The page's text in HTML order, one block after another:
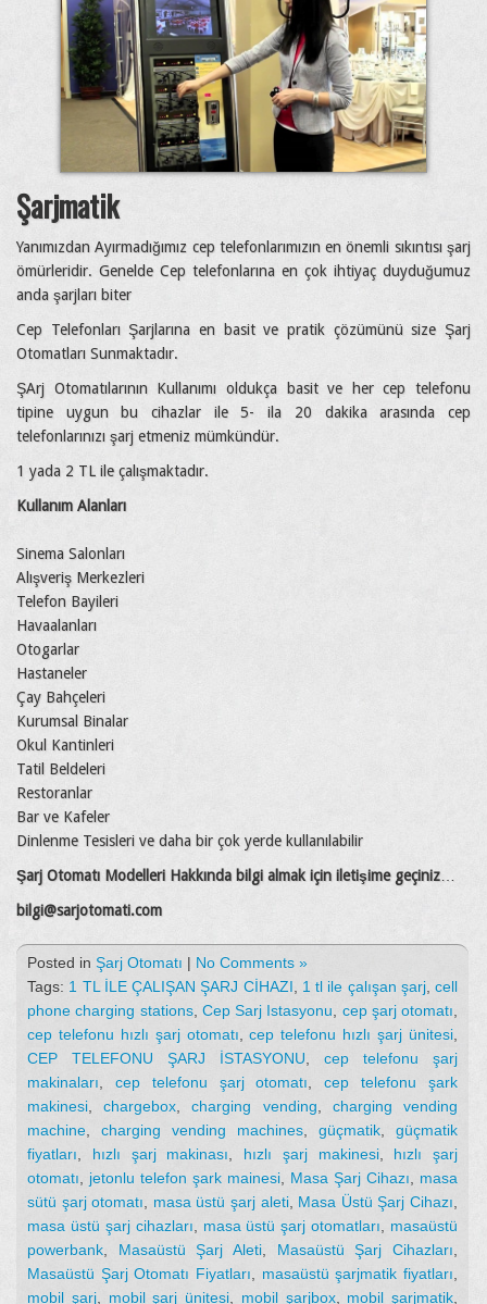
Şarjmatik
Yanımızdan Ayırmadığımız cep telefonlarımızın en önemli sıkıntısı şarj
ömürleridir. Genelde Cep telefonlarına en çok ihtiyaç duyduğumuz
anda şarjları biter
Cep Telefonları Şarjlarına en basit ve pratik çözümünü size Şarj
Otomatları Sunmaktadır.
ŞArj Otomatılarının Kullanımı oldukça basit ve her cep telefonu
tipine uygun bu cihazlar ile 5- ila 20 dakika arasında cep
telefonlarınızı şarj etmeniz mümkündür.
1 yada 2 TL ile çalışmaktadır.
Kullanım Alanları
Sinema Salonları
Alışveriş Merkezleri
Telefon Bayileri
Havaalanları
Otogarlar
Hastaneler
Çay Bahçeleri
Kurumsal Binalar
Okul Kantinleri
Tatil Beldeleri
Restoranlar
Bar ve Kafeler
Dinlenme Tesisleri ve daha bir çok yerde kullanılabilir
Şarj Otomatı Modelleri Hakkında bilgi almak için iletişime geçiniz…
bilgi@sarjotomati.com
Posted in Şarj Otomatı | No Comments »
Tags: 1 TL İLE ÇALIŞAN ŞARJ CİHAZI, 1 tl ile çalışan şarj, cell
phone charging stations, Cep Sarj Istasyonu, cep şarj otomatı,
cep telefonu hızlı şarj otomatı,cep telefonu hızlı şarj ünitesi,
CEP TELEFONU ŞARJ İSTASYONU, cep telefonu şarj
makinaları, cep telefonu şarj otomatı,cep telefonu şark
makinesi,chargebox,charging vending, charging vending
machine, charging vending machines, güçmatik, güçmatik
fiyatları, hızlı şarj makinası, hızlı şarj makinesi, hızlı şarj
otomatı, jetonlu telefon şark mainesi, Masa Şarj Cihazı, masa
sütü şarj otomatı, masa üstü şarj aleti, Masa Üstü Şarj Cihazı,
masa üstü şarj cihazları, masa üstü şarj otomatları, masaüstü
powerbank, Masaüstü Şarj Aleti, Masaüstü Şarj Cihazları,
Masaüstü Şarj Otomatı Fiyatları, masaüstü şarjmatik fiyatları,
mobil şarj, mobil şarj ünitesi, mobil şarjbox, mobil şarjmatik,